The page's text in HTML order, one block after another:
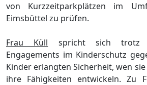
von Kurzzeitparkplätzen im
Eimsbüttel zu prüfen.
Frau Küll spricht sich trotz
Engagements im Kinderschutz
Kinder erlangten Sicherheit, wen
ihre Fähigkeiten entwickeln. Zu